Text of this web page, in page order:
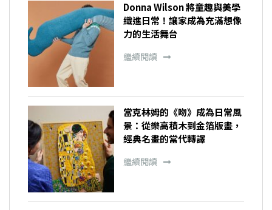
Donna Wilson 將童趣與美學
織進日常！讓家成為充滿想像
力的生活舞台
繼續閱讀
當克林姆的《吻》成為日常風
景：從樂高積木到金箔版畫，
經典名畫的當代轉譯
繼續閱讀